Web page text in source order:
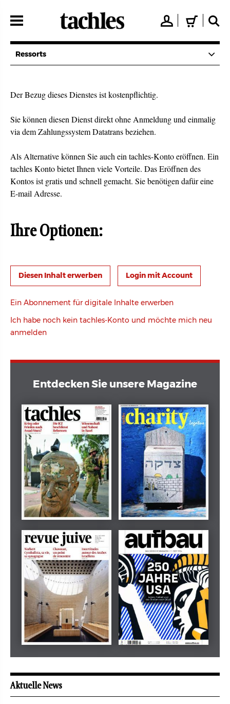
zum
👤 🛒 🔍
Ressorts
Der Bezug dieses Dienstes ist kostenpflichtig.
Sie können diesen Dienst direkt ohne Anmeldung und einmalig
via dem Zahlungssystem Datatrans beziehen.
Als Alternative können Sie auch ein tachles-Konto eröffnen. Ein
tachles Konto bietet Ihnen viele Vorteile. Das Eröffnen des
Kontos ist gratis und schnell gemacht. Sie benötigen dafür eine
E-mail Adresse.
Ihre Optionen:
Login mit Account
Ein Abonnement für digitale Inhalte erwerben
Ich habe noch kein tachles-Konto und möchte mich neu
anmelden
Entdecken Sie unsere Magazine
Dezember 2024
tachles
März 2026
Beilage
revue juive aufbau
Aktuelle News